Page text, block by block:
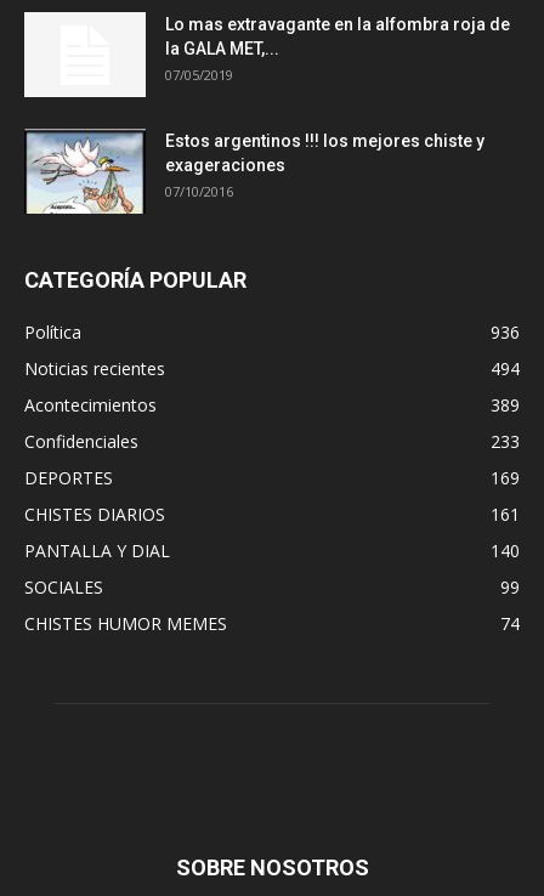
Lo mas extravagante en la alfombra roja de
la GALA MET,...
07/05/2019
Estos argentinos !!! los mejores chiste y
exageraciones
07/10/2016
CATEGORÍA POPULAR
Política
936
Noticias recientes
494
Acontecimientos
389
Confidenciales
233
DEPORTES
169
CHISTES DIARIOS
161
PANTALLA Y DIAL
140
SOCIALES
99
CHISTES HUMOR MEMES
74
SOBRE NOSOTROS